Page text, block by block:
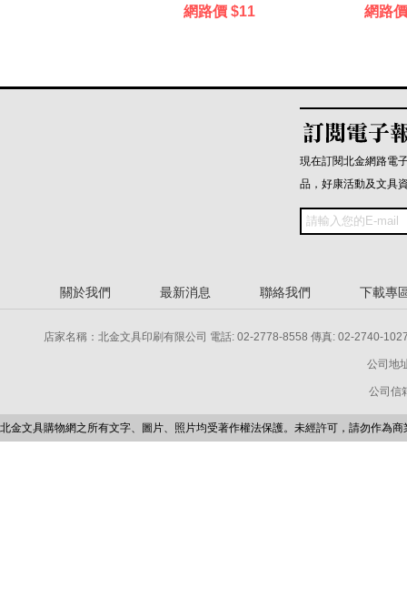
網路價 $11 網路
現在訂閱北金網路電
品，好康活動及文具
關於我們 最新消息 聯絡我們 下載專
店家名稱：北金文具印刷有限公司 電話: 02-2778-8558 傳真: 02-2740-
公司地
公司信
北金文具購物網之所有文字、圖片、照片均受著作權法保護。未經許可，請勿作為商